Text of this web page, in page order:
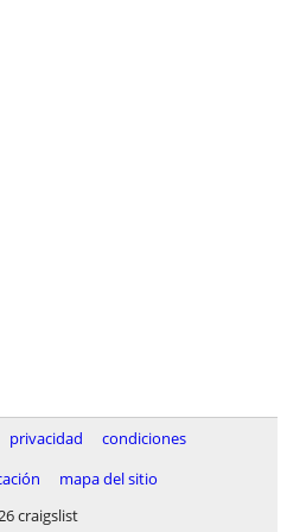
privacidad
condiciones
mapa del sitio
craigslist